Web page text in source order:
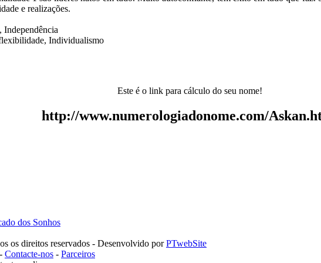
e realizações.
Individualismo
Este é o link para cálculo do seu nome!
http://www.numerologiadonome.com/
dos Sonhos
os direitos reservados - Desenvolvido porPTwebSite
- Contacte-nos - Parceiros